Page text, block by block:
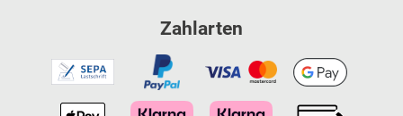
Zahlarten